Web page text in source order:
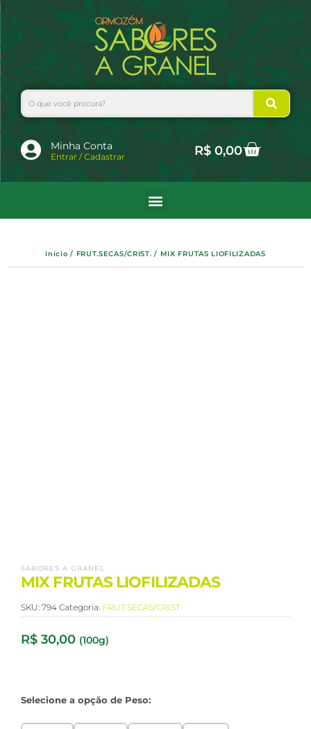
para
o
conteúdo
Search
Minha Conta
Entrar / Cadastrar R$0,00Cart
Início / FRUT.SECAS/CRIST. / MIX FRUTAS LIOFILIZADAS
SABORES A GRANEL
MIX FRUTAS LIOFILIZADAS
SKU: 794 Categoria: FRUT.SECAS/CRIST.
R$ 30,00 (100g)
Selecione a opção de Peso: